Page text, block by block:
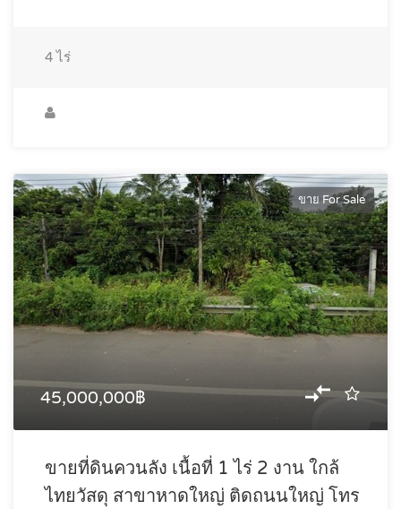
4ไร่
ขาย For Sale
45,000,000฿
ขายที่ดินควนลัง เนื้อที่ 1 ไร่ 2 งาน ใกล้
ไทยวัสดุ สาขาหาดใหญ่ ติดถนนใหญ่ โทร